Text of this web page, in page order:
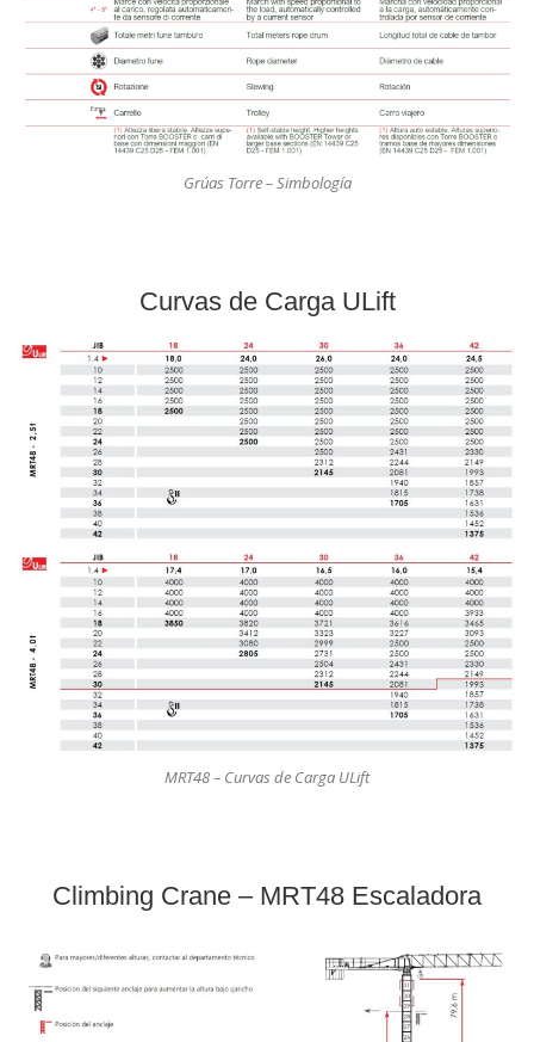
Grúas Torre – Simbología
Curvas de Carga ULift
MRT48 – Curvas de Carga ULift
Climbing Crane – MRT48 Escaladora